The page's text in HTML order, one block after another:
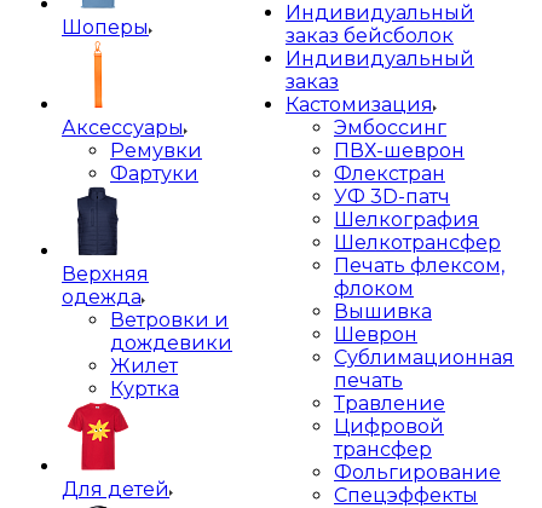
Шоперы
Аксессуары
Ремувки
Фартуки
Верхняя
одежда
Ветровки и
дождевики
Жилет
Куртка
Для детей
Индивидуальный
заказ бейсболок
Индивидуальный
заказ
Кастомизация
Эмбоссинг
ПВХ-шеврон
Флекстран
УФ 3D-патч
Шелкография
Шелкотрансфер
Печать флексом,
флоком
Вышивка
Шеврон
Сублимационная
печать
Травление
Цифровой
трансфер
Фольгирование
Спецэффекты